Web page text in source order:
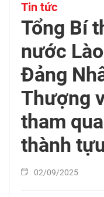
Tin tức
Tổng Bí
nước
Đảng
Thượng
tham
thành
02/09/2025